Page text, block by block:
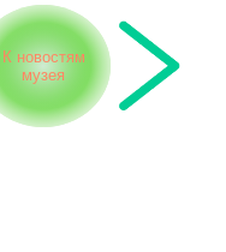
К новостям
музея